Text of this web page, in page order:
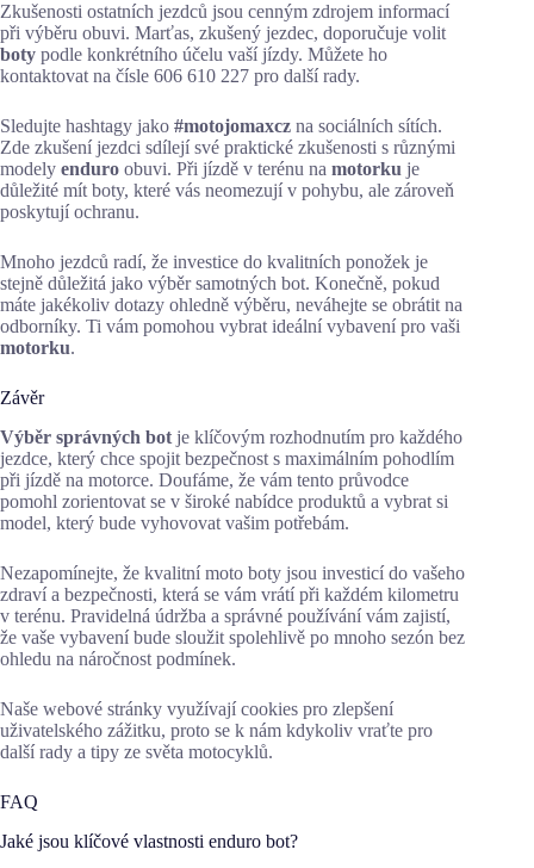
Zkušenosti ostatních jezdců jsou cenným zdrojem informací
při výběru obuvi. Marťas, zkušený jezdec, doporučuje volit
boty podle konkrétního účelu vaší jízdy. Můžete ho
kontaktovat na čísle 606 610 227 pro další rady.
Sledujte hashtagy jako #motojomaxcz na sociálních sítích.
Zde zkušení jezdci sdílejí své praktické zkušenosti s různými
modely enduro obuvi. Při jízdě v terénu na motorku je
důležité mít boty, které vás neomezují v pohybu, ale zároveň
poskytují ochranu.
Mnoho jezdců radí, že investice do kvalitních ponožek je
stejně důležitá jako výběr samotných bot. Konečně, pokud
máte jakékoliv dotazy ohledně výběru, neváhejte se obrátit na
odborníky. Ti vám pomohou vybrat ideální vybavení pro vaši
motorku.
Závěr
Výběr správných bot je klíčovým rozhodnutím pro každého
jezdce, který chce spojit bezpečnost s maximálním pohodlím
při jízdě na motorce. Doufáme, že vám tento průvodce
pomohl zorientovat se v široké nabídce produktů a vybrat si
model, který bude vyhovovat vašim potřebám.
Nezapomínejte, že kvalitní moto boty jsou investicí do vašeho
zdraví a bezpečnosti, která se vám vrátí při každém kilometru
v terénu. Pravidelná údržba a správné používání vám zajistí,
že vaše vybavení bude sloužit spolehlivě po mnoho sezón bez
ohledu na náročnost podmínek.
Naše webové stránky využívají cookies pro zlepšení
uživatelského zážitku, proto se k nám kdykoliv vraťte pro
další rady a tipy ze světa motocyklů.
FAQ
Jaké jsou klíčové vlastnosti enduro bot?